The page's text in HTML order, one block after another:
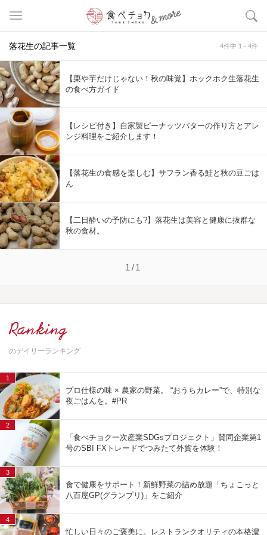
落花生の記事一覧 4件中 1 - 4件
【栗や芋だけじゃない！秋の味覚】ホックホク生落花生
の食べ方ガイド
【レシピ付き】自家製ピーナッツバターの作り方とアレ
ンジ料理をご紹介します！
【落花生の食感を楽しむ】サフラン香る鮭と秋の豆ごは
ん
【二日酔いの予防にも?】落花生は美容と健康に抜群な
秋の食材。
1/1
Ranking
のデイリーランキング
プロ仕様の味 × 農家の野菜。 “おうちカレー”で、特別な
夜ごはんを。#PR
1
「食べチョク一次産業SDGsプロジェクト」賛同企業第1
号のSBI FXトレードでつみたて外貨を体験！
2
食で健康をサポート！新鮮野菜の詰め放題「ちょこっと
八百屋GP(グランプリ)」をご紹介
3
忙しい日々のご褒美に。レストランクオリティの本格濃
4